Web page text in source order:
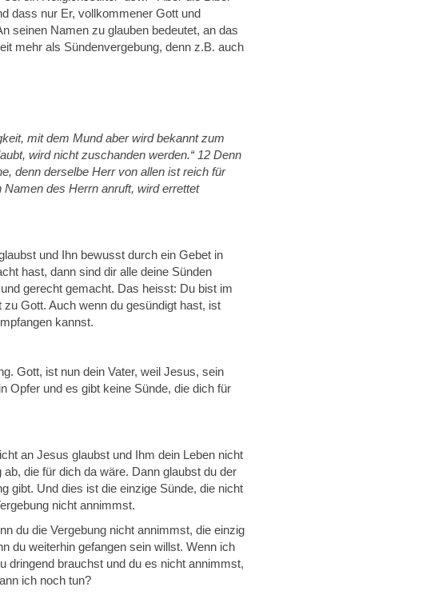
dass nur Er, vollkommener Gott und
seinen Namen zu glauben bedeutet, an das
mehr als Sündenvergebung, denn z.B. auch
mit dem Mund aber wird bekannt zum
wird nicht zuschanden werden.“ 12 Denn
denn derselbe Herr von allen ist reich für
Namen des Herrn anruft, wird errettet
und Ihn bewusst durch ein Gebet in
hast, dann sind dir alle deine Sünden
gerecht gemacht. Das heisst: Du bist im
Gott. Auch wenn du gesündigt hast, ist
kannst.
Gott, ist nun dein Vater, weil Jesus, sein
Opfer und es gibt keine Sünde, die dich für
an Jesus glaubst und Ihm dein Leben nicht
die für dich da wäre. Dann glaubst du der
gibt. Und dies ist die einzige Sünde, die nicht
nicht annimmst.
du die Vergebung nicht annimmst, die einzig
du weiterhin gefangen sein willst. Wenn ich
dringend brauchst und du es nicht annimmst,
ich noch tun?